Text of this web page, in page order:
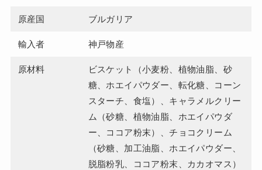
原産国 ブルガリア
輸入者 神戸物産
原材料
ビスケット（小麦粉、植物油脂、砂
糖、ホエイパウダー、転化糖、コーン
スターチ、食塩）、キャラメルクリー
ム（砂糖、植物油脂、ホエイパウダ
ー、ココア粉末）、チョコクリーム
（砂糖、加工油脂、ホエイパウダー、
脱脂粉乳、ココア粉末、カカオマス）